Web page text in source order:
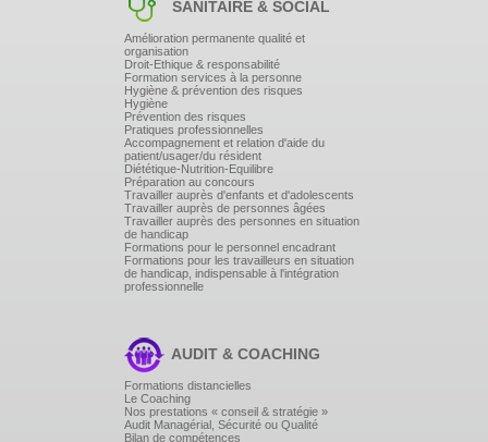
SANITAIRE & SOCIAL
Amélioration permanente qualité et
organisation
Droit-Ethique & responsabilité
Formation services à la personne
Hygiène & prévention des risques
Hygiène
Prévention des risques
Pratiques professionnelles
Accompagnement et relation d'aide du
patient/usager/du résident
Diététique-Nutrition-Equilibre
Préparation au concours
Travailler auprès d'enfants et d'adolescents
Travailler auprès de personnes âgées
Travailler auprès des personnes en situation
de handicap
Formations pour le personnel encadrant
Formations pour les travailleurs en situation
de handicap, indispensable à l'intégration
professionnelle
AUDIT & COACHING
Formations distancielles
Le Coaching
Nos prestations « conseil & stratégie »
Audit Managérial, Sécurité ou Qualité
Bilan de compétences